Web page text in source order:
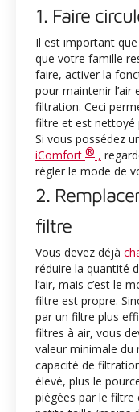
1. Faire
Il est important
que votre famille
faire, activer la
pour maintenir l’air
filtration. Ceci
filtre et est nettoyé
Si vous possédez
iComfort ® ,
régler le mode de
2.
filtre
Vous devez déjà
réduire la quantité
l’air, mais c’est le
filtre est propre.
par un filtre plus
filtres à air, vous
valeur minimale du
capacité de
élevé, plus le
piégées par le filtre